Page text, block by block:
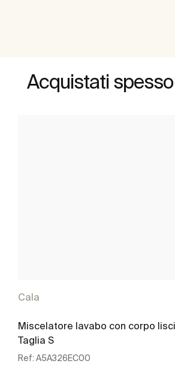
Acquistati
Cala
Miscelatore lavabo con corpo
Taglia S
Ref: A5A326EC00